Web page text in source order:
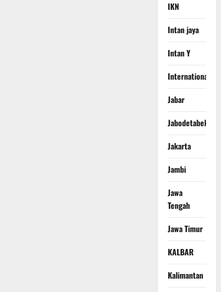
IKN
Intan jaya
Intan Y
International
Jabar
Jabodetabek
Jakarta
Jambi
Jawa
Tengah
Jawa Timur
KALBAR
Kalimantan